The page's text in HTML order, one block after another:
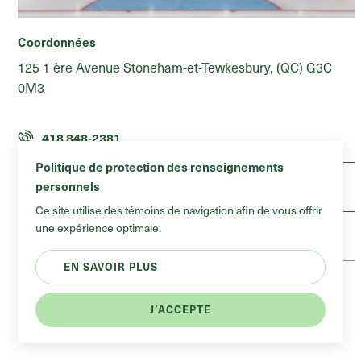
Politique de protection des renseignements
personnels
Ce site utilise des témoins de navigation afin de vous offrir
une expérience optimale.
EN SAVOIR PLUS
J’ACCEPTE
Terrains sportifs
Coordonnées
125 1 ère Avenue Stoneham-et-Tewkesbury, (QC) G3C
0M3
418 848-2381
Courriel
Site Internet
Horaire
Ouverture de décembre à mars.
Patinoires extérieures
Patinoire du parc des Fondateurs